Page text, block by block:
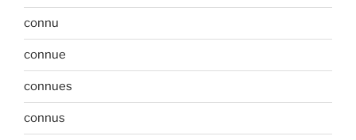
connu
connue
connues
connus